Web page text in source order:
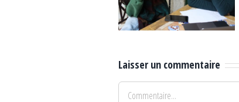
primaire
mars 2024
Laisser un commentaire
Commentaire